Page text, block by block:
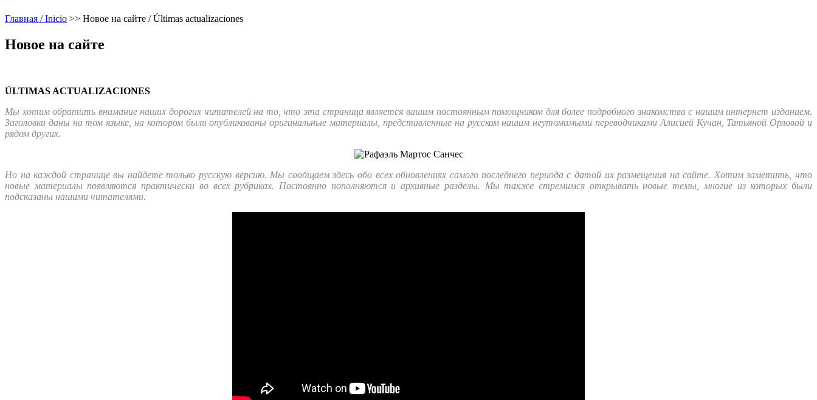
Главная / Inicio >> Новое на сайте / Últimas actualizaciones
Новое на сайте
ÚLTIMAS ACTUALIZACIONES
Мы хотим обратить внимание наших дорогих читателей на то, что эта страница является вашим постоянным помощником для более подробного знакомства с нашим интернет изданием.
Заголовки даны на том языке, на котором были опубликованы оригинальные материалы, представленные на русском нашим неутомимыми переводчиками Алисией Кучан, Татьяной Орловой и
рядом других.
Но на каждой странице вы найдете только русскую версию. Мы сообщаем здесь обо всех обновлениях самого последнего периода с датой их размещения на сайте. Хотим заметить, что
новые материалы появляются практически во всех рубриках. Постоянно пополняются и архивные разделы. Мы также стремимся открывать новые темы, многие из которых были
подсказаны нашими читателями.